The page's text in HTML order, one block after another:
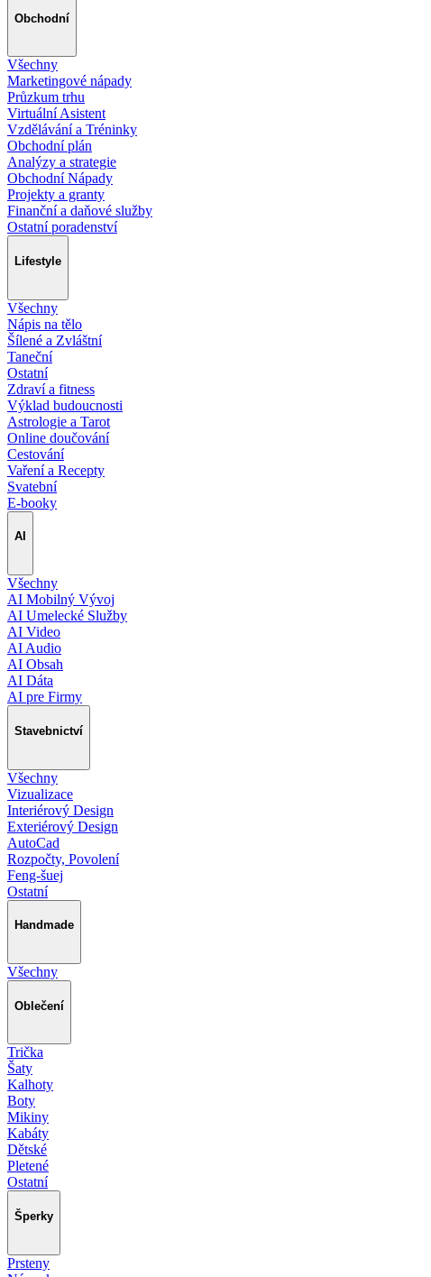
Obchodní
Všechny
Marketingové nápady
Průzkum trhu
Virtuální Asistent
Vzdělávání a Tréninky
Obchodní plán
Analýzy a strategie
Obchodní Nápady
Projekty a granty
Finanční a daňové služby
Ostatní poradenství
Lifestyle
Všechny
Nápis na tělo
Šílené a Zvláštní
Taneční
Ostatní
Zdraví a fitness
Výklad budoucnosti
Astrologie a Tarot
Online doučování
Cestování
Vaření a Recepty
Svatební
E-booky
AI
Všechny
AI Mobilný Vývoj
AI Umelecké Služby
AI Video
AI Audio
AI Obsah
AI Dáta
AI pre Firmy
Stavebnictví
Všechny
Vizualizace
Interiérový Design
Exteriérový Design
AutoCad
Rozpočty, Povolení
Feng-šuej
Ostatní
Handmade
Všechny
Oblečení
Trička
Šaty
Kalhoty
Boty
Mikiny
Kabáty
Dětské
Pletené
Ostatní
Šperky
Prsteny